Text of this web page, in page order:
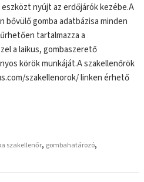
nyújt az erdőjárók kezébe.A
bővülő gomba adatbázisa minden
tartalmazza a
a laikus, gombaszerető
körök munkáját.A szakellenőrök
szakellenorok/ linken érhető
szakellenőr, gombahatározó,